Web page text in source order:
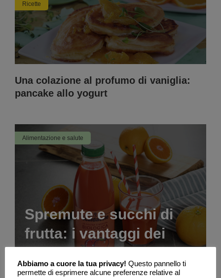
Ricette
Una colazione al profumo di vaniglia:
pancake allo yogurt
Spremute e succhi di
frutta: i vantaggi dei
prodotti Bio
Alimentazione e salute
Abbiamo a cuore la tua privacy! Questo pannello ti
permette di esprimere alcune preferenze relative al